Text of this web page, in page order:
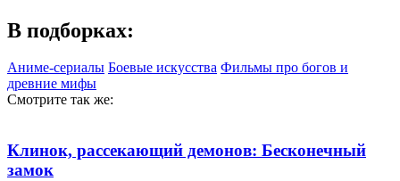
В подборках:
Аниме-сериалы Боевые искусства Фильмы про богов и
древние мифы
Смотрите так же:
Клинок, рассекающий демонов: Бесконечный
замок